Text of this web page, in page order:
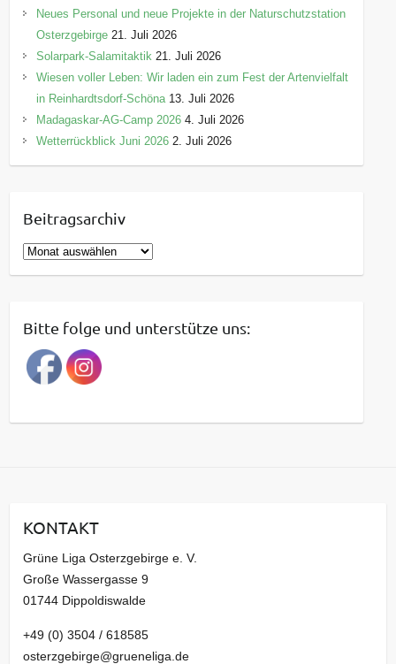
Neues Personal und neue Projekte in der Naturschutzstation
Osterzgebirge 21. Juli 2026
Solarpark-Salamitaktik 21. Juli 2026
Wiesen voller Leben: Wir laden ein zum Fest der Artenvielfalt
in Reinhardtsdorf-Schöna 13. Juli 2026
Madagaskar-AG-Camp 2026 4. Juli 2026
Wetterrückblick Juni 2026 2. Juli 2026
Beitragsarchiv
B
e
r
a
g
a
v
Bitte folge und unterstütze uns:
KONTAKT
Grüne Liga Osterzgebirge e. V.
Große Wassergasse 9
01744 Dippoldiswalde
+49 (0) 3504 / 618585
osterzgebirge@grueneliga.de